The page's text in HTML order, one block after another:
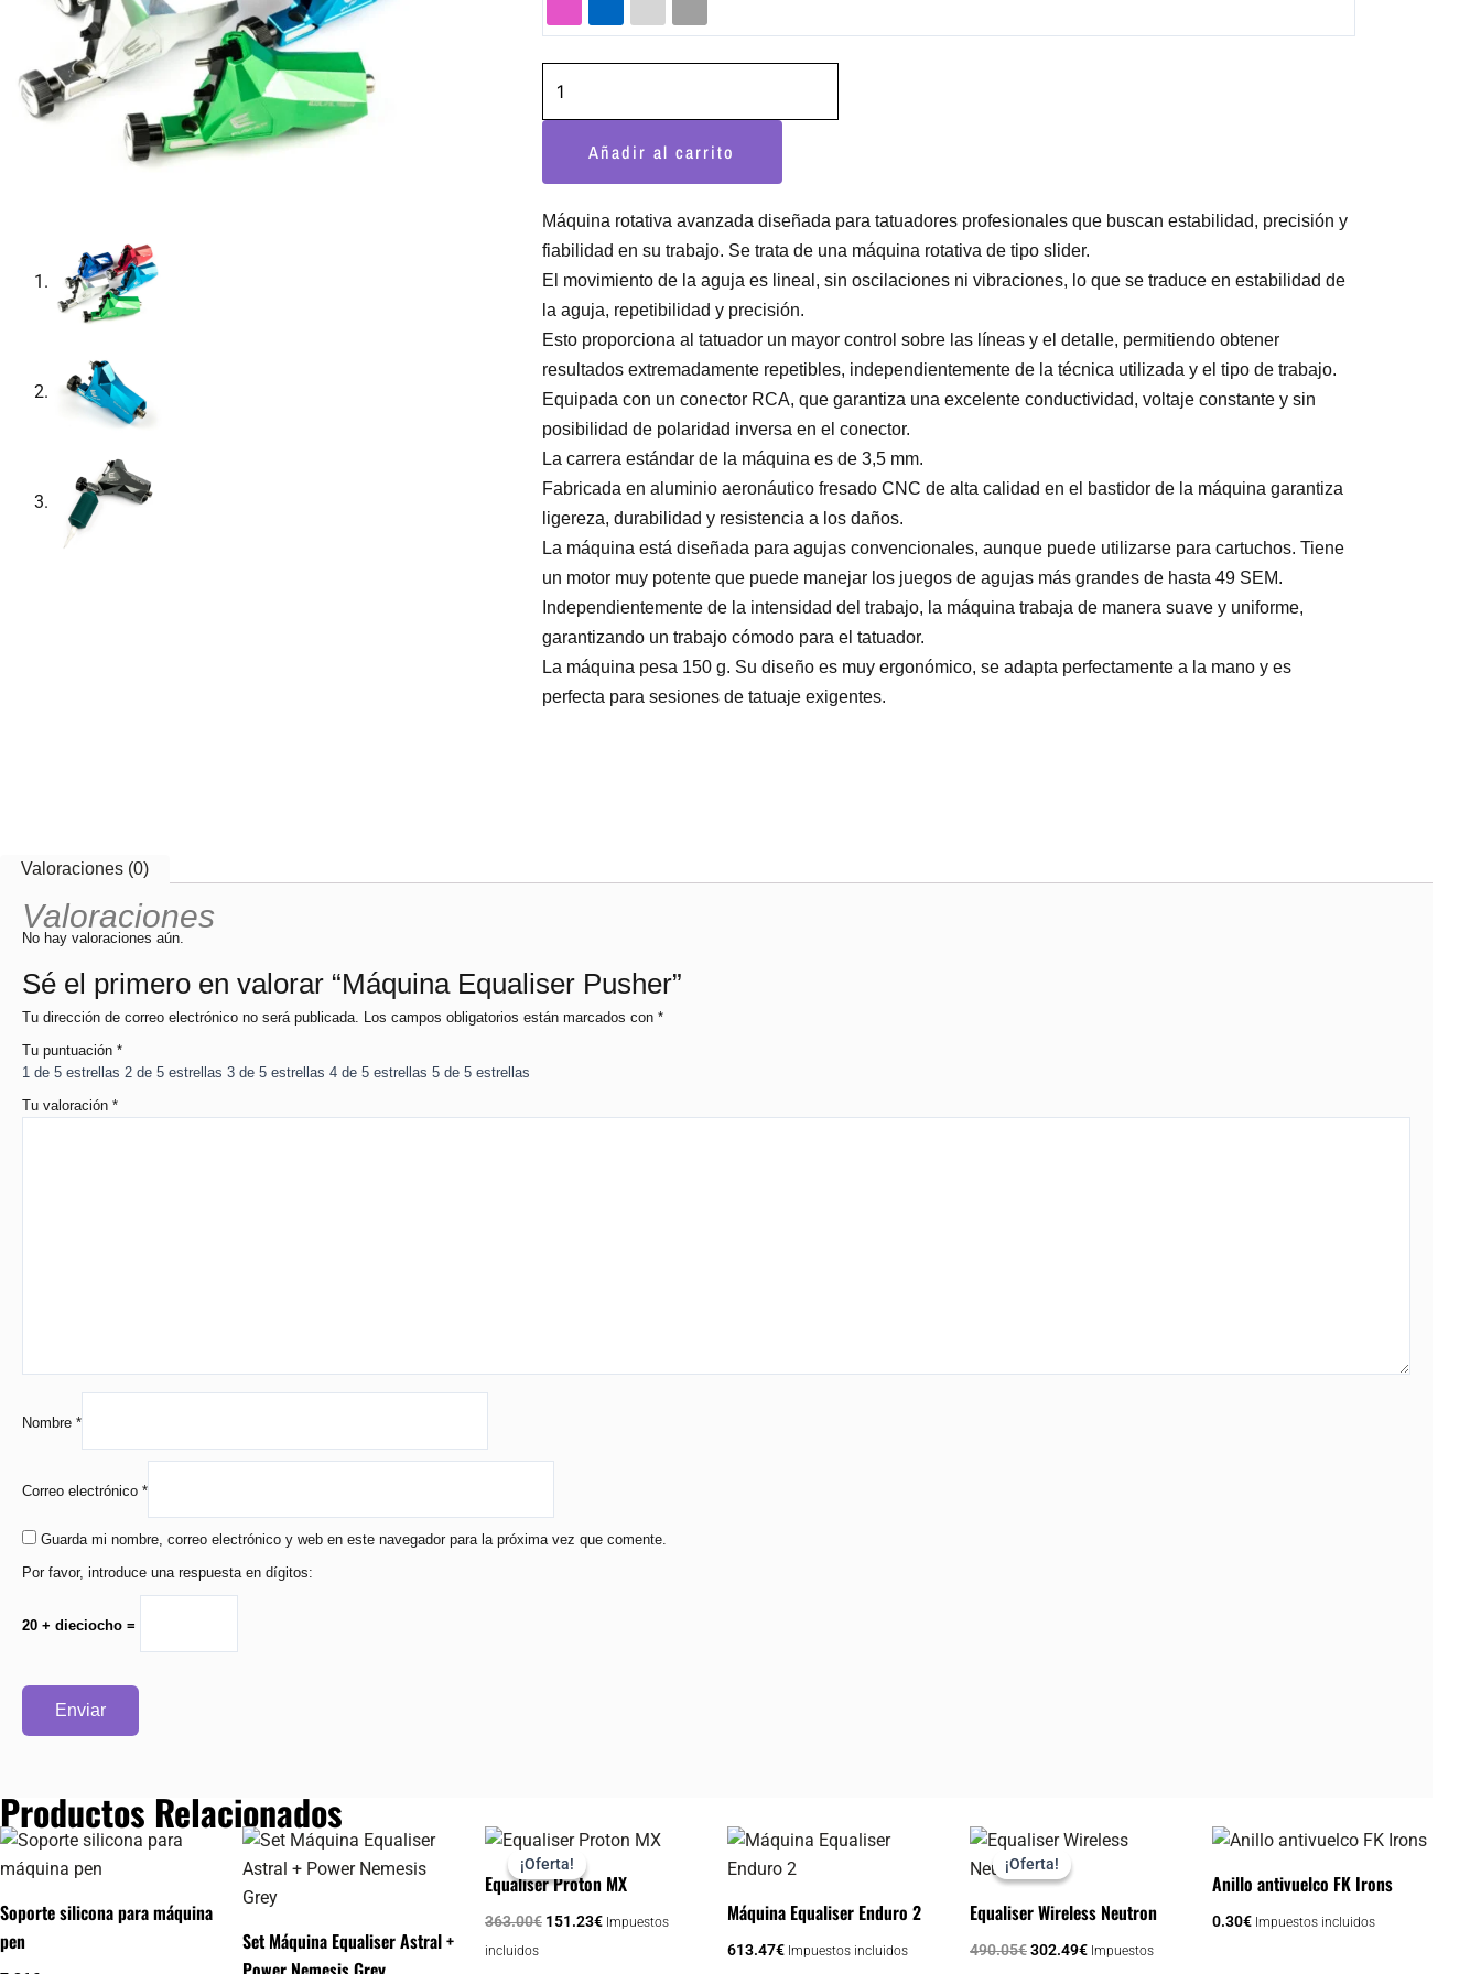
cantidad
Añadir al carrito
Máquina rotativa avanzada diseñada para tatuadores profesionales que buscan estabilidad, precisión y
fiabilidad en su trabajo. Se trata de una máquina rotativa de tipo slider.
El movimiento de la aguja es lineal, sin oscilaciones ni vibraciones, lo que se traduce en estabilidad de
la aguja, repetibilidad y precisión.
Esto proporciona al tatuador un mayor control sobre las líneas y el detalle, permitiendo obtener
resultados extremadamente repetibles, independientemente de la técnica utilizada y el tipo de trabajo.
Equipada con un conector RCA, que garantiza una excelente conductividad, voltaje constante y sin
posibilidad de polaridad inversa en el conector.
La carrera estándar de la máquina es de 3,5 mm.
Fabricada en aluminio aeronáutico fresado CNC de alta calidad en el bastidor de la máquina garantiza
ligereza, durabilidad y resistencia a los daños.
La máquina está diseñada para agujas convencionales, aunque puede utilizarse para cartuchos. Tiene
un motor muy potente que puede manejar los juegos de agujas más grandes de hasta 49 SEM.
Independientemente de la intensidad del trabajo, la máquina trabaja de manera suave y uniforme,
garantizando un trabajo cómodo para el tatuador.
La máquina pesa 150 g. Su diseño es muy ergonómico, se adapta perfectamente a la mano y es
perfecta para sesiones de tatuaje exigentes.
Valoraciones (0)
Valoraciones
No hay valoraciones aún.
Sé el primero en valorar “Máquina Equaliser Pusher”
Tu dirección de correo electrónico no será publicada. Los campos obligatorios están marcados con *
Tu puntuación *
1 de 5 estrellas 2 de 5 estrellas 3 de 5 estrellas 4 de 5 estrellas 5 de 5 estrellas
Tu valoración *
Nombre *
Correo electrónico *
Guarda mi nombre, correo electrónico y web en este navegador para la próxima vez que comente.
Por favor, introduce una respuesta en dígitos:
20 + dieciocho =
Productos Relacionados
Soporte silicona para máquina
pen
Set Máquina Equaliser Astral +
¡Oferta!
¡Oferta!
Equaliser Proton MX
363.00€
El
precio
original
era:
363.00€.
151.23€
El
actual
es:
151.23€.
Impuestos
incluidos
Este
producto
tiene
múltiples
variantes.
Máquina Equaliser Enduro 2
613.47€ Impuestos incluidos
¡Oferta!
¡Oferta!
Equaliser Wireless Neutron
490.05€
El
precio
original
490.05€.
302.49€
El
302.49€.
Impuestos
Este
producto
múltiples
variantes.
Anillo antivuelco FK Irons
0.30€ Impuestos incluidos